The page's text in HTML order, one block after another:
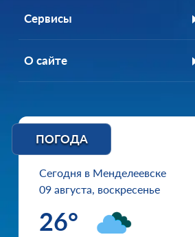
Сервисы
О сайте
ПОГОДА
Сегодня в Менделеевске
09 августа, воскресенье
26°